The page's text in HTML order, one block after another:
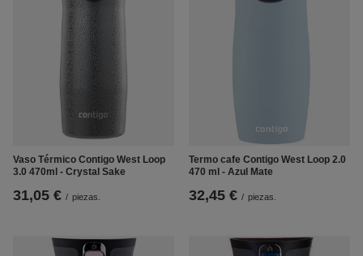
Vaso Térmico Contigo West Loop
3.0 470ml - Crystal Sake
31,05 € / piezas.
Termo cafe Contigo West Loop 2.0
470 ml - Azul Mate
32,45 € / piezas.